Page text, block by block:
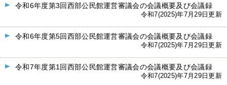
令和6年度第3回西部公民館運営審議会の会議概要及び会議録
令和7(2025)年7月29日更新
令和6年度第5回西部公民館運営審議会の会議概要及び会議録
令和7(2025)年7月29日更新
令和7年度第1回西部公民館運営審議会の会議概要及び会議録
令和7(2025)年7月29日更新